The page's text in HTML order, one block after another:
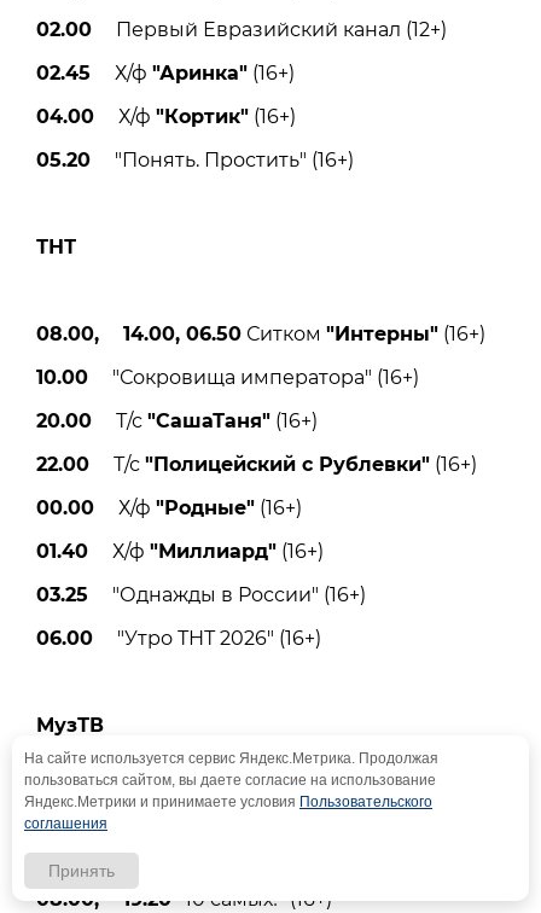
02.00 Первый Евразийский канал (12+)
02.45 Х/ф "Аринка" (16+)
04.00 Х/ф "Кортик" (16+)
05.20 "Понять. Простить" (16+)
ТНТ
08.00, 14.00, 06.50 Ситком "Интерны" (16+)
10.00 "Сокровища императора" (16+)
20.00 Т/с "СашаТаня" (16+)
22.00 Т/с "Полицейский с Рублевки" (16+)
00.00 Х/ф "Родные" (16+)
01.40 Х/ф "Миллиард" (16+)
03.25 "Однажды в России" (16+)
06.00 "Утро ТНТ 2026" (16+)
МузТВ
06.00Музитив (16+)
07.00Короли чартов (16+)
08.00, 19.20"10 самых!" (16+)
На сайте используется сервис Яндекс.Метрика. Продолжая
пользоваться сайтом, вы даете согласие на использование
Яндекс.Метрики и принимаете условия Пользовательского
соглашения
Принять